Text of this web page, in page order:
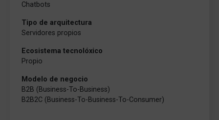
Chatbots
Tipo de arquitectura
Servidores propios
Ecosistema tecnolóxico
Propio
Modelo de negocio
B2B (Business-To-Business)
B2B2C (Business-To-Business-To-Consumer)